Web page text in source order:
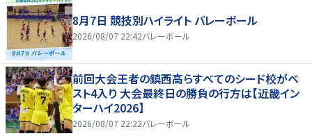
8月7日 競技別ハイライト バレーボール
2026/08/07 22:42バレーボール
前回大会王者の鎮西高らすべてのシード校がベ
スト4入り 大会最終日の勝負の行方は【近畿イン
ターハイ2026】
2026/08/07 22:22バレーボール